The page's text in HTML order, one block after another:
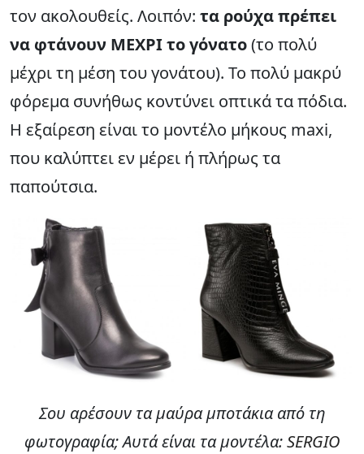
τον ακολουθείς. Λοιπόν: τα ρούχα πρέπει
να φτάνουν ΜΕΧΡΙ το γόνατο(το πολύ
μέχρι τη μέση του γονάτου). Το πολύ μακρύ
φόρεμα συνήθως κοντύνει οπτικά τα πόδια.
Η εξαίρεση είναι το μοντέλο μήκους maxi,
που καλύπτει εν μέρει ή πλήρως τα
παπούτσια.
Σου αρέσουν τα μαύρα μποτάκια από τη
φωτογραφία; Αυτά είναι τα μοντέλα:SERGIO